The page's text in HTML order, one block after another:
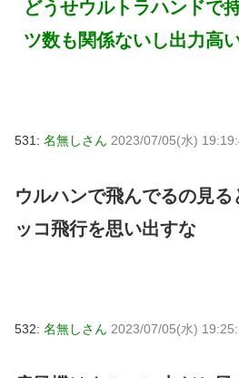
どうせウルトラハンドで
ツ数も関係ないし出力高
531: 名無しさん 2023/07/05(水)
ウルハンで飛んでるの見る
ッコ飛行を思い出すな
532: 名無しさん 2023/07/05(水)